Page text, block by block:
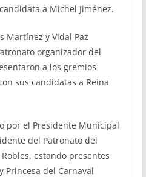
a Michel Jiménez.
Martínez y Vidal Paz
organizador del
a los gremios
sus candidatas a Reina
por el Presidente Municipal
del Patronato del
estando presentes
Princesa del Carnaval